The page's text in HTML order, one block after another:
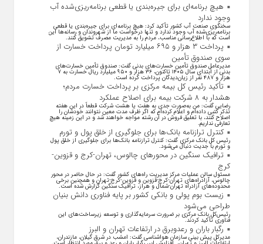
هیچ برنامه‌ای برای جیره‌بندی یا قطعی برنامه‌ریزی‌شده آب
وجود ندارد
سخنگوی صنعت آب کشور تأکید کرد: هیچ برنامه‌ای برای جیره‌بندی یا قطعی
برنامه‌ریزی‌شده آب وجود ندارد و تنها درخواست ما از شهروندان و رسانه‌ها این
است که با اطلاع‌رسانی مناسب، مردم را به مدیریت مصرف تشویق کنند.
پرداخت ۳ هزار و ۶۹۵ میلیارد تومان پرداخت خسارت از
سوی صندوق تأمین
مدیرعامل صندوق تأمین خسارت‌های بدنی گفت: صندوق تأمین خسارت‌های
بدنی از ابتدای سال ۱۴۰۵ تاکنون، ۳۶ هزار و ۹۵۰ میلیارد ریال خسارت به ۷
هزار و ۴۸۷ نفر از زیان‌دیدگان پرداخت کرده است.
تأکید رئیس کل بیمه مرکزی بر پرداخت خسارت مردم؛
هشدار به ۸ شرکت‌ بیمه برای اصلاح عملکرد
رضایی گفت: من به‌صورت جدی به هفت یا هشت شرکت قطعاً در این هفته
تذکر کتبی داده‌ام و اعلام کرده‌ام که اگر ظرف مدت معین نتوانند خودشان را
اصلاح کنند، با تعلیق فروش در آن رشته مواجه خواهند شد و در این زمینه هیچ
تعارفی نداریم.
کنترل ترازنامه بانک‌ها برای جلوگیری از خلق پول و تورم
رئیس کل بانک مرکزی گفت: کنترل ترازنامه بانک‌ها برای جلوگیری از خلق پول
و تورم با جدیت دنبال می‌شود.
ترافیک سنگین در محورهای چالوس، تهران-کرج و قزوین-
کرج
مسئول سالن عملیات مرکز مدیریت راه‌های کشور گفت: در حال حاضر در محور
چالوس، آزادراه‌های تهران-کرج-قزوین و قزوین-کرج-تهران و همچنین برخی
محدوده‌های آزادراه تهران-شمال و هراز، ترافیک سنگین گزارش شده است.
زیست بوم پولی و بانکی کشور بر پایه فناوری دانش بنیان
طراحی می‌شود
رئیس‌کل بانک مرکزی بر ضرورت سرمایه‌گذاری و توسعه زیرساخت‌های این
فناوری تأکید کردند.
رگبار باران و رعدوبرق در ارتفاعات تهران و البرز
مدیرکل پیش بینی سازمان هواشناسی گفت: امشب در شرق گیلان، مازندران،